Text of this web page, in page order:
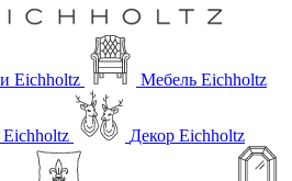
Eichholtz Мебель Eichholtz
Декор Eichholtz